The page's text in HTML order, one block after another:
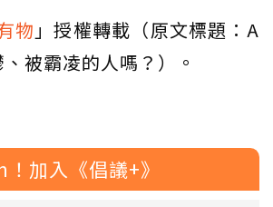
物 」授權轉載（原文標題：A
被霸凌的人嗎？）。
加入《倡議+》